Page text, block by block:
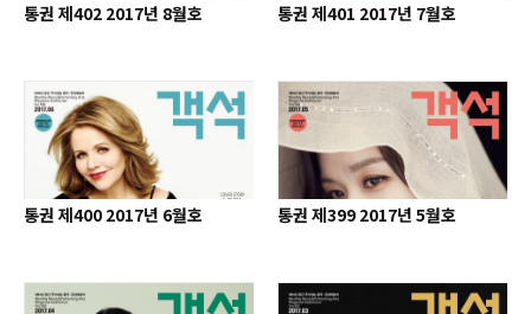
통권 제402 2017년 8월호 통권 제401 2017년 7월호
통권 제400 2017년 6월호 통권 제399 2017년 5월호